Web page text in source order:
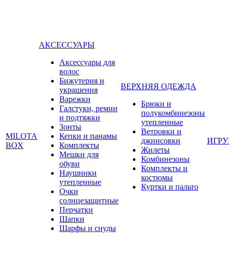
MILOTA
BOX
АКСЕССУАРЫ
Аксессуары для
волос
Бижутерия и
украшения
Варежки
Галстуки, ремни
и подтяжки
Зонты
Кепки и панамы
Комплекты
Мешки для
обуви
Наушники
утепленные
Очки
солнцезащитные
Перчатки
Шапки
Шарфы и снуды
ВЕРХНЯЯ ОДЕЖДА
Брюки и
полукомбинезоны
утепленные
Ветровки и
джинсовки
Жилеты
Комбинезоны
Комплекты и
костюмы
Куртки и пальто